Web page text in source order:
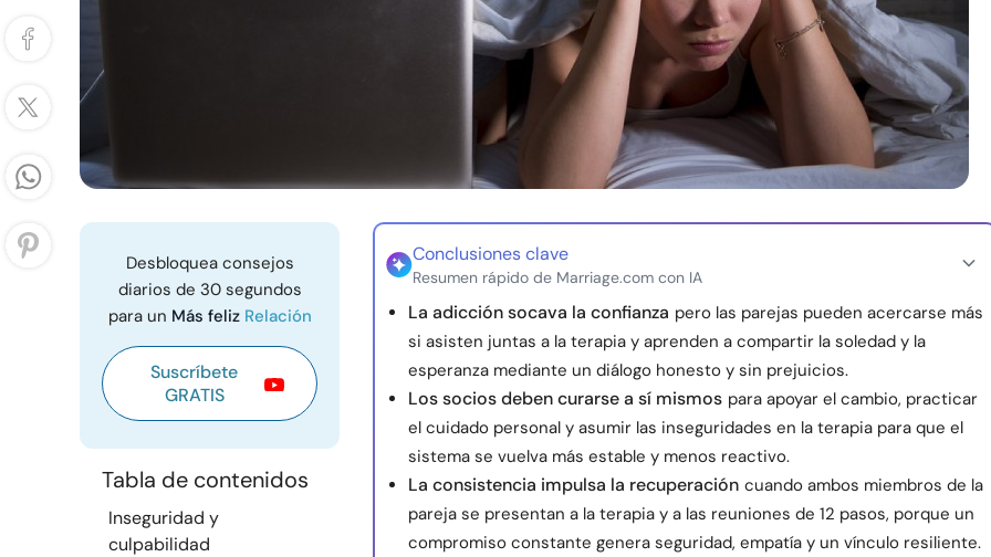
Desbloquea consejos
diarios de 30 segundos
para un Más feliz Relación
Suscríbete
GRATIS
Tabla de contenidos
Inseguridad y
culpabilidad
Conclusiones clave
Resumen rápido de Marriage.com con IA
La adicción socava la confianza pero las parejas pueden acercarse más
si asisten juntas a la terapia y aprenden a compartir la soledad y la
esperanza mediante un diálogo honesto y sin prejuicios.
Los socios deben curarse a sí mismos para apoyar el cambio, practicar
el cuidado personal y asumir las inseguridades en la terapia para que el
sistema se vuelva más estable y menos reactivo.
La consistencia impulsa la recuperación cuando ambos miembros de la
pareja se presentan a la terapia y a las reuniones de 12 pasos, porque un
compromiso constante genera seguridad, empatía y un vínculo resiliente.